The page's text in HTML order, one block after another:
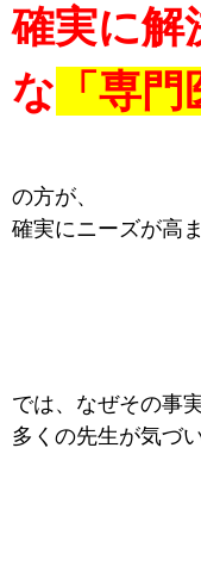
確実に解
な 「専門
の方が、
確実にニーズが高
では、なぜその事
多くの先生が気づ